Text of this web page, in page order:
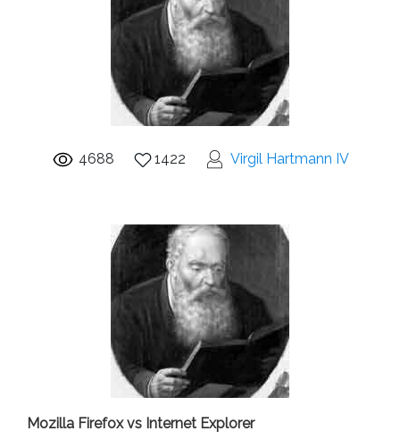
4688 1422 Virgil Hartmann IV
Mozilla Firefox vs Internet Explorer